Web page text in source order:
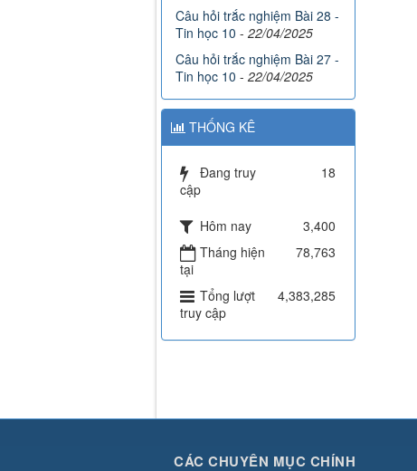
Câu hỏi trắc nghiệm Bài 28 -
Tin học 10 - 22/04/2025
Câu hỏi trắc nghiệm Bài 27 -
Tin học 10 - 22/04/2025
THỐNG KÊ
Đang truy
cập
18
Hôm nay
3,400
Tháng hiện
tại
78,763
Tổng lượt
truy cập
4,383,285
CÁC CHUYÊN MỤC CHÍNH